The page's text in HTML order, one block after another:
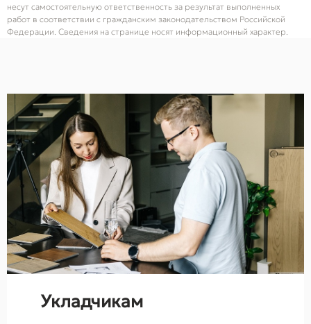
несут самостоятельную ответственность за результат выполненных
работ в соответствии с гражданским законодательством Российской
Федерации. Сведения на странице носят информационный характер.
Укладчикам